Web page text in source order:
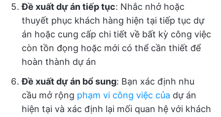
Đề xuất dự án tiếp tục: Nhắc nhở hoặc
thuyết phục khách hàng hiện tại tiếp tục dự
án hoặc cung cấp chi tiết về bất kỳ công việc
còn tồn đọng hoặc mới có thể cần thiết để
hoàn thành dự án
Đề xuất dự án bổ sung: Bạn xác định nhu
cầu mở rộng phạm vi công việc của dự án
hiện tại và xác định lại mối quan hệ với khách